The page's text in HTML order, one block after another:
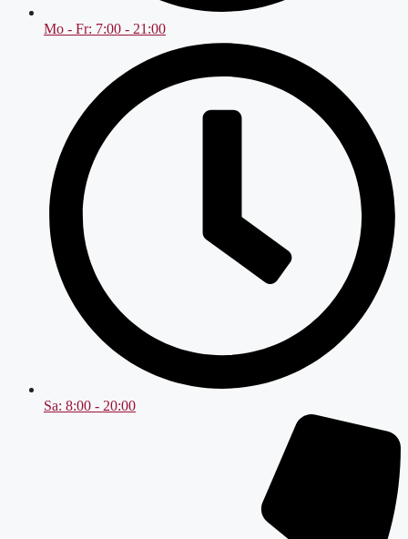
Mo - Fr: 7:00 - 21:00
Sa: 8:00 - 20:00